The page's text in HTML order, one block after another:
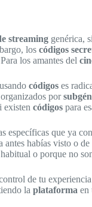
streaming genérica,
los códigos
los amantes del
códigos es
por
existen códigos para
específicas que ya
habías visto o
o porque no
de tu
la plataforma en